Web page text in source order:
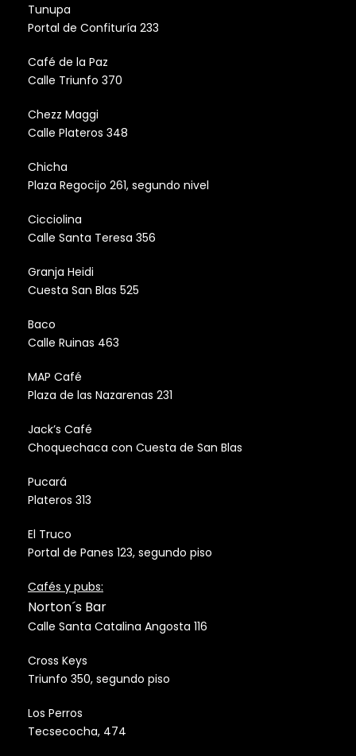
Tunupa
Portal de Confituría 233
Café de la Paz
Calle Triunfo 370
Chezz Maggi
Calle Plateros 348
Chicha
Plaza Regocijo 261, segundo nivel
Cicciolina
Calle Santa Teresa 356
Granja Heidi
Cuesta San Blas 525
Baco
Calle Ruinas 463
MAP Café
Plaza de las Nazarenas 231
Jack’s Café
Choquechaca con Cuesta de San Blas
Pucará
Plateros 313
El Truco
Portal de Panes 123, segundo piso
Cafés y pubs:
Norton´s Bar
Calle Santa Catalina Angosta 116
Cross Keys
Triunfo 350, segundo piso
Los Perros
Tecsecocha, 474